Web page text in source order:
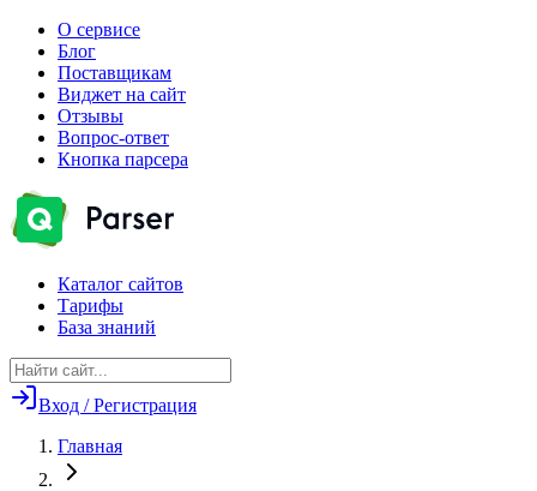
О сервисе
Блог
Поставщикам
Виджет на сайт
Отзывы
Вопрос-ответ
Кнопка парсера
Каталог сайтов
Тарифы
База знаний
Вход / Регистрация
Главная